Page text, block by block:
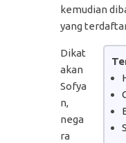
kemudian
yang
Dikat
akan
Sofya
n,
nega
ra